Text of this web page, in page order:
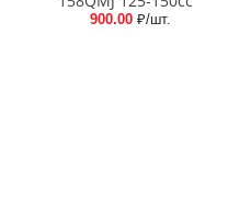
900.00 ₽/шт.